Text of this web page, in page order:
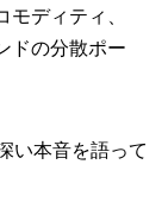
ディティ、
ドの分散ポー
い本音を語って